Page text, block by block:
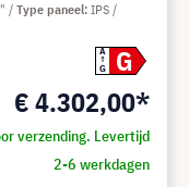
A
G
G
€ 4.302,00*
verzending. Levertijd
2-6 werkdagen
Type paneel IPS